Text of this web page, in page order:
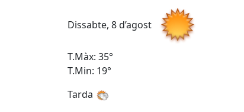
Dissabte, 8 d’agost
T.Màx: 35°
T.Min: 19°
Tarda